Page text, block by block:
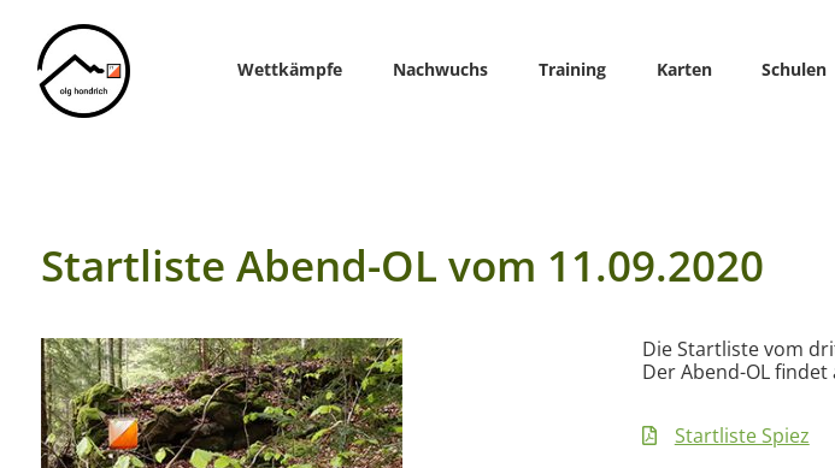
Home
Wettkämpfe Nachwuchs Training Karten Schulen
Startliste Abend-OL vom 11.09.2020
Die Startliste vom
Der Abend-OL
Startliste Spiez